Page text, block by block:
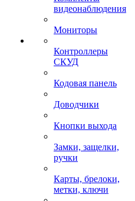
видеонаблюдения
Мониторы
Контроллеры
СКУД
Кодовая панель
Доводчики
Кнопки выхода
Замки, защелки,
ручки
Карты, брелоки,
метки, ключи